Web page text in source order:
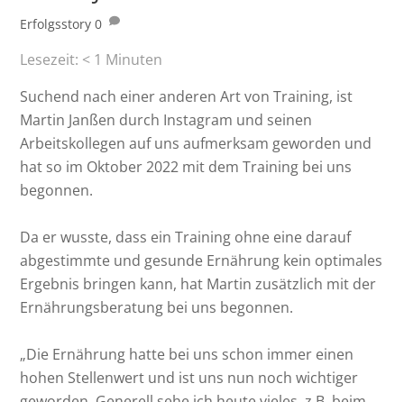
Erfolgsstory 0
Lesezeit: < 1 Minuten
Suchend nach einer anderen Art von Training, ist
Martin Janßen durch Instagram und seinen
Arbeitskollegen auf uns aufmerksam geworden und
hat so im Oktober 2022 mit dem Training bei uns
begonnen.
Da er wusste, dass ein Training ohne eine darauf
abgestimmte und gesunde Ernährung kein optimales
Ergebnis bringen kann, hat Martin zusätzlich mit der
Ernährungsberatung bei uns begonnen.
„Die Ernährung hatte bei uns schon immer einen
hohen Stellenwert und ist uns nun noch wichtiger